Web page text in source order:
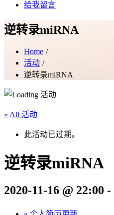
给我留言
逆转录miRNA
Home
活动
逆转录miRNA
« All 活动
此活动已过期。
逆转录miRNA
2020-11-16 @ 22:00 -